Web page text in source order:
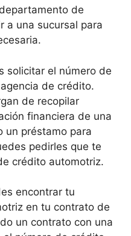
de
a una sucursal para
solicitar el número de
de crédito.
de recopilar
financiera de una
un préstamo para
pedirles que te
crédito automotriz.
encontrar tu
en tu contrato de
un contrato con una